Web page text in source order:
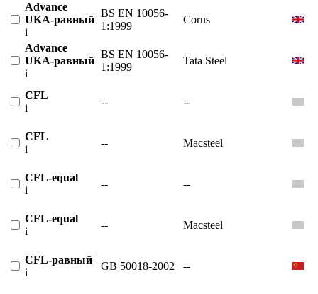
Advance
UKA-равный
i
BS EN 10056-
1:1999
Corus
Advance
UKA-равный
i
BS EN 10056-
1:1999
Tata Steel
CFL
i
-- --
CFL
i
-- Macsteel
CFL-equal
i
-- --
CFL-equal
i
-- Macsteel
CFL-равный
i
GB 50018-2002 --